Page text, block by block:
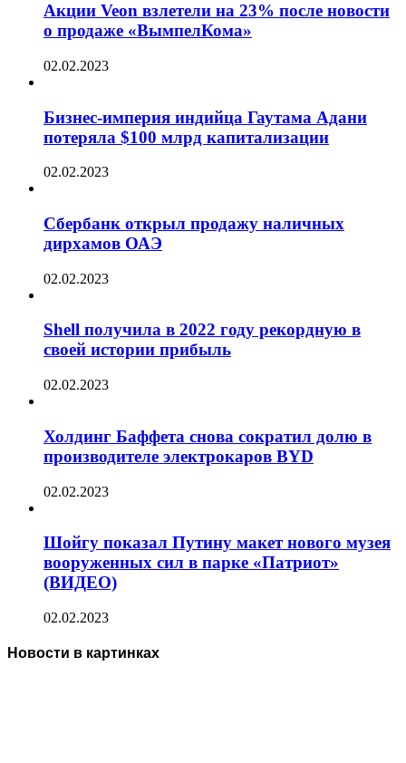
Акции Veon взлетели на 23% после новости
о продаже «ВымпелКома»
02.02.2023
Бизнес-империя индийца Гаутама Адани
потеряла $100 млрд капитализации
02.02.2023
Сбербанк открыл продажу наличных
дирхамов ОАЭ
02.02.2023
Shell получила в 2022 году рекордную в
своей истории прибыль
02.02.2023
Холдинг Баффета снова сократил долю в
производителе электрокаров BYD
02.02.2023
Шойгу показал Путину макет нового музея
вооруженных сил в парке «Патриот»
(ВИДЕО)
02.02.2023
Новости в картинках